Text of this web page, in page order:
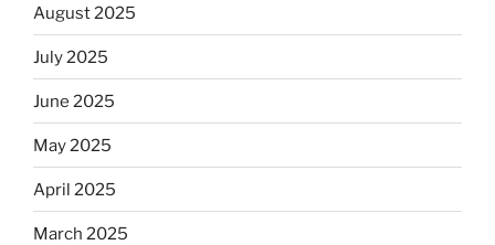
August 2025
July 2025
June 2025
May 2025
April 2025
March 2025